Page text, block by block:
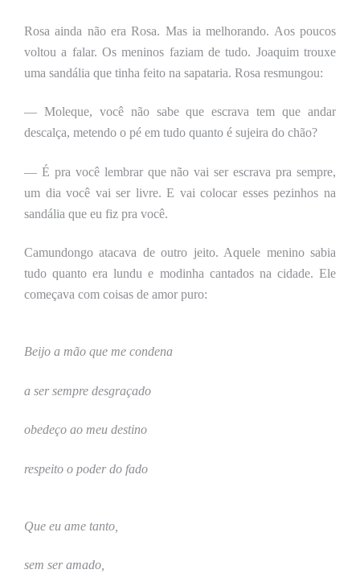
Rosa ainda não era Rosa. Mas ia melhorando. Aos poucos
voltou a falar. Os meninos faziam de tudo. Joaquim trouxe
uma sandália que tinha feito na sapataria. Rosa resmungou:
— Moleque, você não sabe que escrava tem que andar
descalça, metendo o pé em tudo quanto é sujeira do chão?
— É pra você lembrar que não vai ser escrava pra sempre,
um dia você vai ser livre. E vai colocar esses pezinhos na
sandália que eu fiz pra você.
Camundongo atacava de outro jeito. Aquele menino sabia
tudo quanto era lundu e modinha cantados na cidade. Ele
começava com coisas de amor puro:
Beijo a mão que me condena
a ser sempre desgraçado
obedeço ao meu destino
respeito o poder do fado
Que eu ame tanto,
sem ser amado,